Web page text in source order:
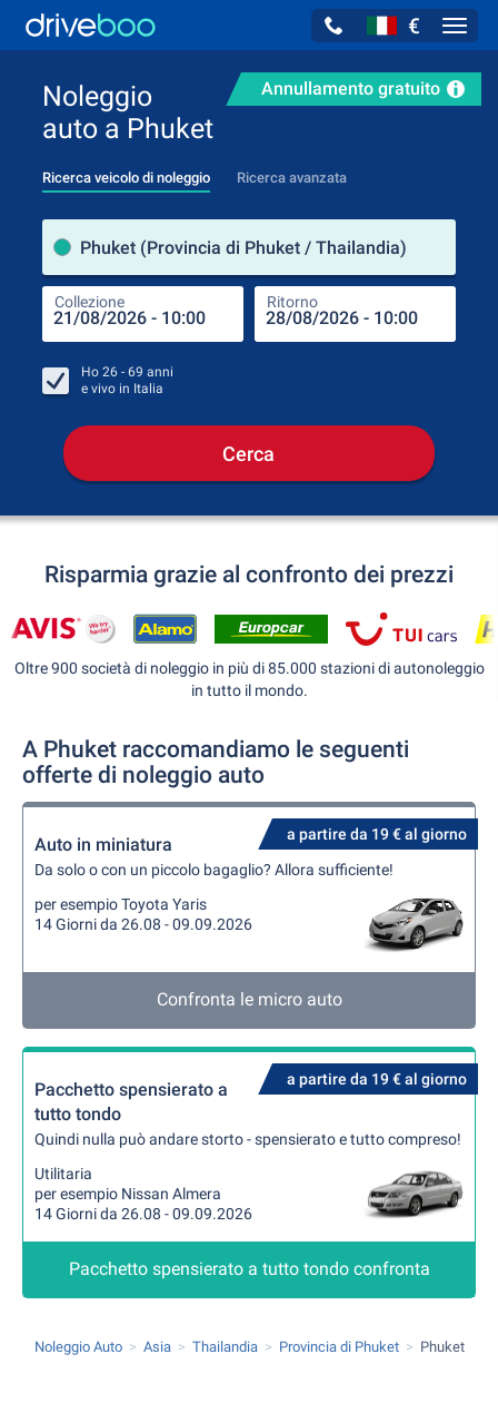
€
Annullamento gratuito
Noleggio
auto a Phuket
Ricerca veicolo di noleggio Ricerca avanzata
Phuket (Provincia di Phuket / Thailandia)
Collezione Ritorno
Ho 26 - 69 anni
e vivo in Italia
Cerca
Risparmia grazie al confronto dei prezzi
Oltre 900 società di noleggio in più di 85.000 stazioni di autonoleggio
in tutto il mondo.
A Phuket raccomandiamo le seguenti
offerte di noleggio auto
a partire da 19 € al giorno
Auto in miniatura
Da solo o con un piccolo bagaglio? Allora sufficiente!
per esempio Toyota Yaris
14 Giorni da 26.08 - 09.09.2026
Confronta le micro auto
a partire da 19 € al giorno
Pacchetto spensierato a
tutto tondo
Quindi nulla può andare storto - spensierato e tutto compreso!
Utilitaria
per esempio Nissan Almera
14 Giorni da 26.08 - 09.09.2026
Pacchetto spensierato a tutto tondo confronta
Noleggio Auto Asia Thailandia Provincia di Phuket Phuket